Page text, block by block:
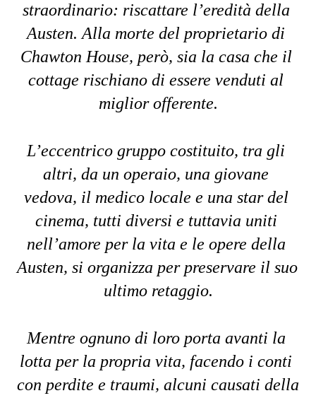
straordinario: riscattare l’eredità della
Austen. Alla morte del proprietario di
Chawton House, però, sia la casa che il
cottage rischiano di essere venduti al
miglior offerente.
L’eccentrico gruppo costituito, tra gli
altri, da un operaio, una giovane
vedova, il medico locale e una star del
cinema, tutti diversi e tuttavia uniti
nell’amore per la vita e le opere della
Austen, si organizza per preservare il suo
ultimo retaggio.
Mentre ognuno di loro porta avanti la
lotta per la propria vita, facendo i conti
con perdite e traumi, alcuni causati della